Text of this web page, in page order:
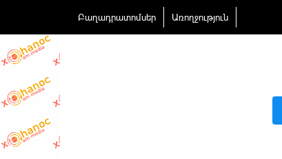
Բաղադրատոմսեր Առողջություն